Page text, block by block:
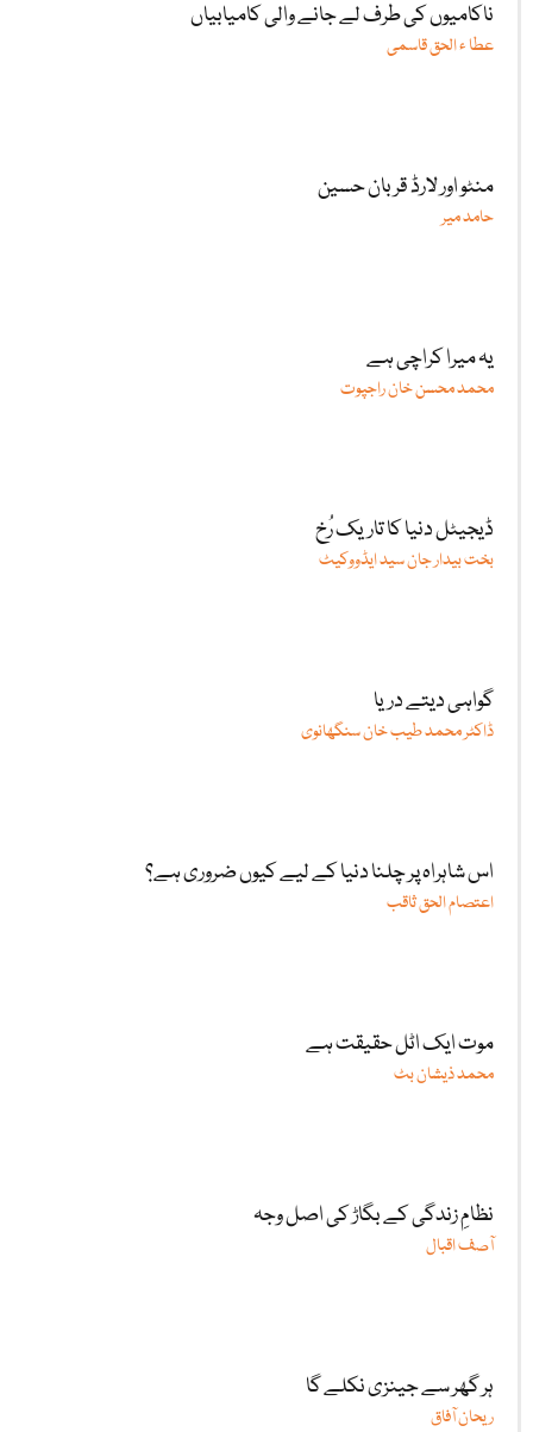
ناکامیوں کی طرف لے جانے والی کامیابیاں
عطا ء الحق قاسمی
منٹو اور لارڈ قربان حسین
حامد میر
یہ میرا کراچی ہے
محمد محسن خان راجپوت
ڈیجیٹل دنیا کا تاریک رُخ
بخت بیدار جان سید ایڈووکیٹ
گواہی دیتے دریا
ڈاکٹر محمد طیب خان سنگھانوی
اس شاہراہ پر چلنا دنیا کے لیے کیوں ضروری ہے؟
اعتصام الحق ثاقب
موت ایک اٹل حقیقت ہے
محمد ذیشان بٹ
نظامِ زندگی کے بگاڑ کی اصل وجہ
آصف اقبال
ہر گھر سے جینزی نکلے گا
ریحان آفاق